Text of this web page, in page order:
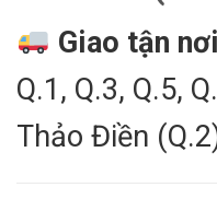
Giao tận
Q.1, Q.3, Q.5,
Thảo Điền